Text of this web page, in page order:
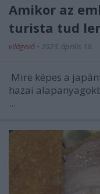
Amikor az
turista tud
világevő • 2023. április 16.
Mire képes a
hazai
...